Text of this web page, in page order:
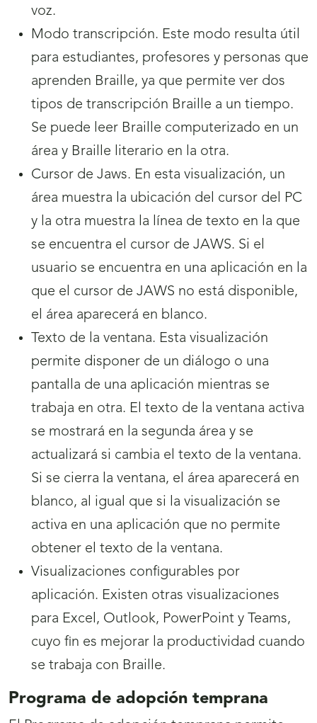
voz.
Modo transcripción. Este modo resulta útil
para estudiantes, profesores y personas que
aprenden Braille, ya que permite ver dos
tipos de transcripción Braille a un tiempo.
Se puede leer Braille computerizado en un
área y Braille literario en la otra.
Cursor de Jaws. En esta visualización, un
área muestra la ubicación del cursor del PC
y la otra muestra la línea de texto en la que
se encuentra el cursor de JAWS. Si el
usuario se encuentra en una aplicación en la
que el cursor de JAWS no está disponible,
el área aparecerá en blanco.
Texto de la ventana. Esta visualización
permite disponer de un diálogo o una
pantalla de una aplicación mientras se
trabaja en otra. El texto de la ventana activa
se mostrará en la segunda área y se
actualizará si cambia el texto de la ventana.
Si se cierra la ventana, el área aparecerá en
blanco, al igual que si la visualización se
activa en una aplicación que no permite
obtener el texto de la ventana.
Visualizaciones configurables por
aplicación. Existen otras visualizaciones
para Excel, Outlook, PowerPoint y Teams,
cuyo fin es mejorar la productividad cuando
se trabaja con Braille.
Programa de adopción temprana